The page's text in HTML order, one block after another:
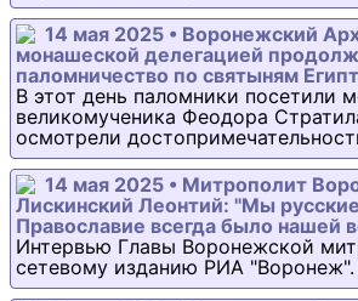
14 мая 2025 • Воронежский
монашеской делегацией
паломничество по святыням
В этот день паломники посетили
великомученика Феодора
осмотрели
14 мая 2025 • Митрополит
Лискинский Леонтий: "Мы
Православие всегда было нашей
Интервью Главы Воронежской
сетевому изданию РИА "Воронеж".